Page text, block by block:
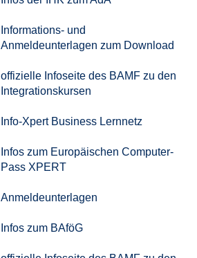
Informations- und
Anmeldeunterlagen zum Download
offizielle Infoseite des BAMF zu den
Integrationskursen
Info-Xpert Business Lernnetz
Infos zum Europäischen Computer-
Pass XPERT
Anmeldeunterlagen
Infos zum BAföG